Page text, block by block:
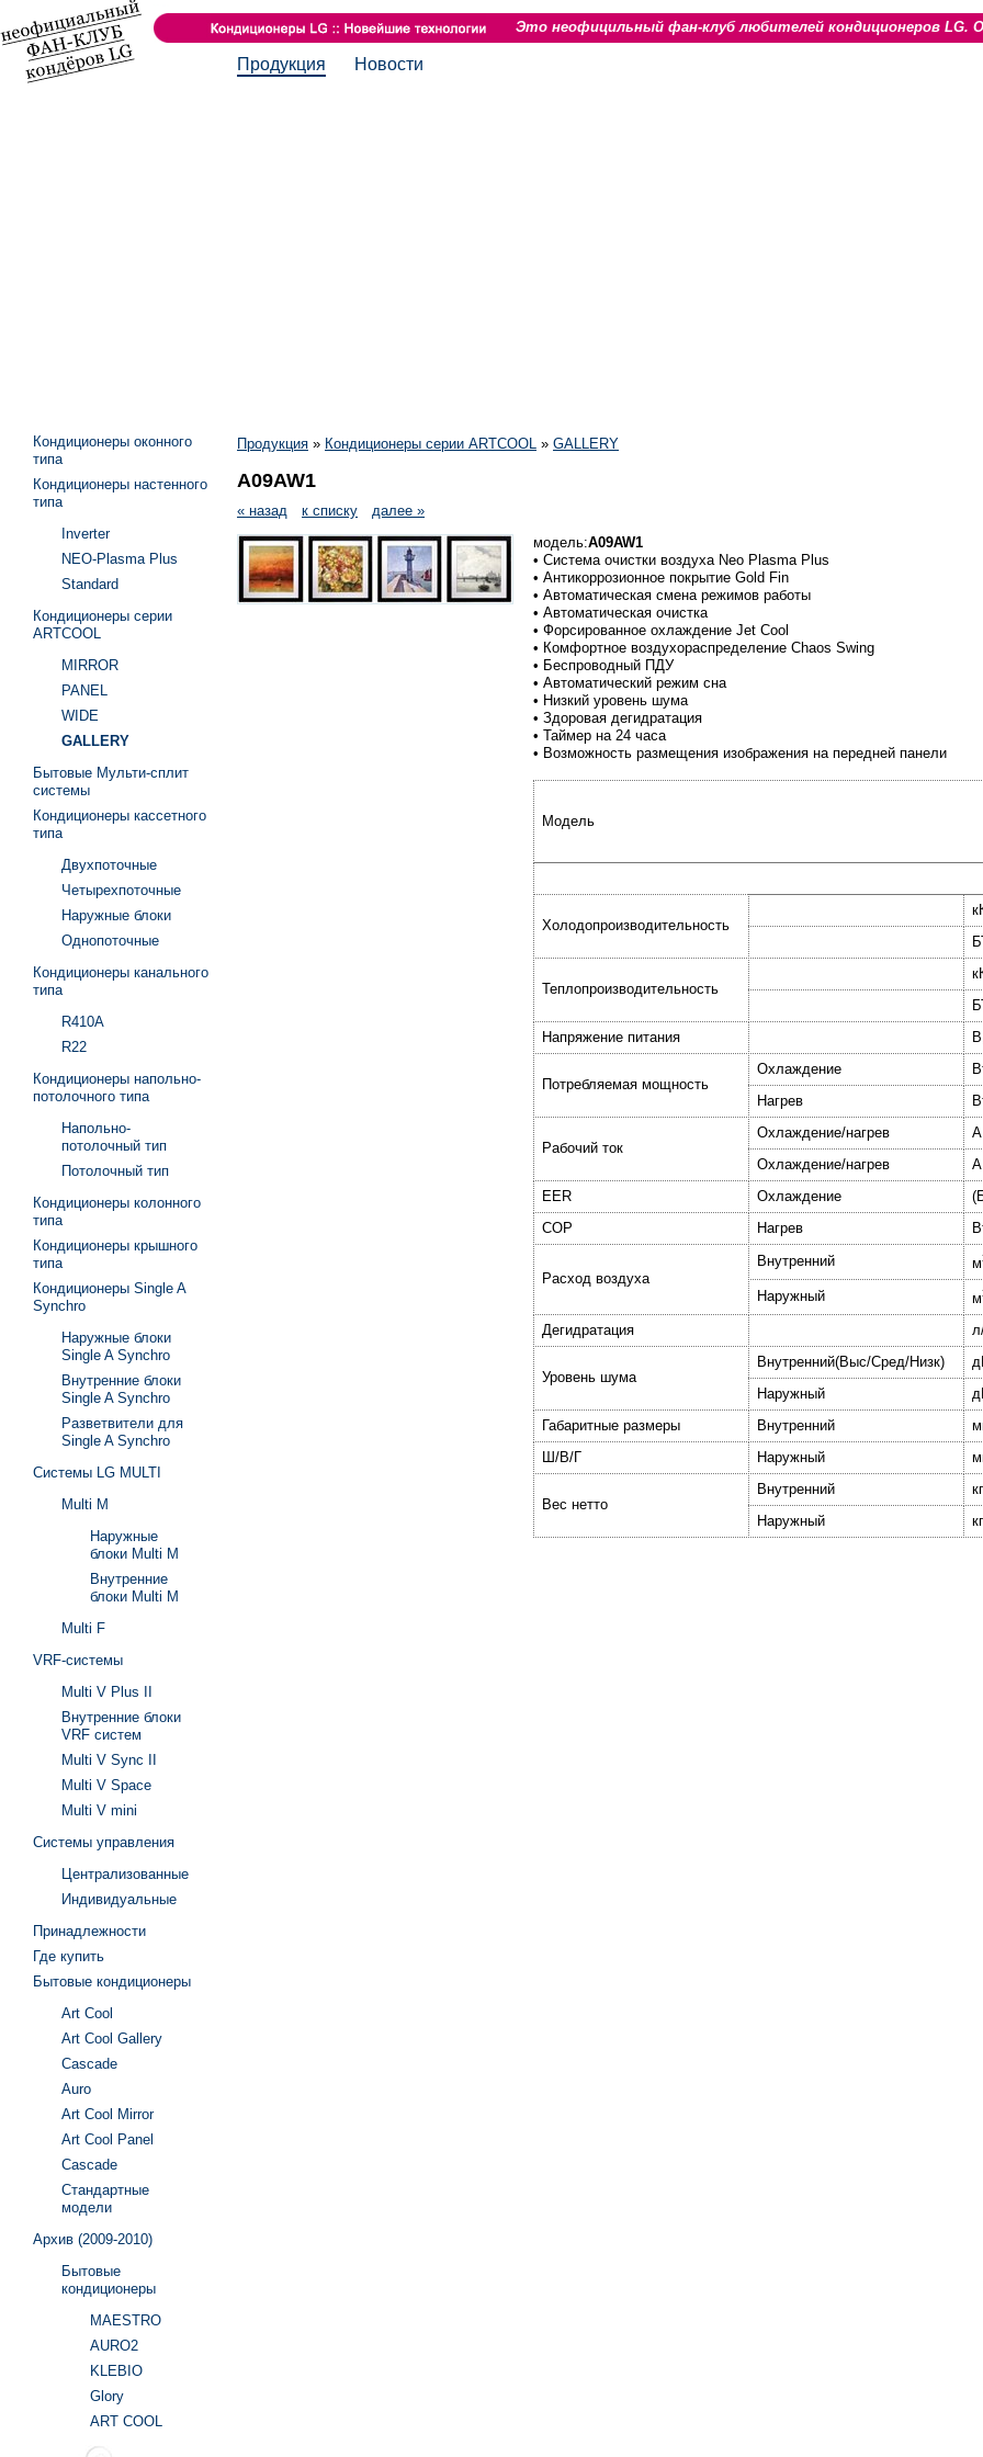
Это неофицильный фан-клуб любителей кондиционеров LG.
Продукция Новости
Продукция » Кондиционеры серии ARTCOOL » GALLERY
A09AW1
« назад к списку
далее »
модель:A09AW1
• Система очистки воздуха Neo Plasma Plus
• Антикоррозионное покpытие Gold Fin
• Автоматическая смена pежимов работы
• Автоматическая очистка
• Форсированное охлаждение Jet Cool
• Комфортное воздухораспределение Chaos Swing
• Беспpоводный ПДУ
• Автоматический pежим сна
• Низкий уpовень шума
• Здоpовая дегидpатация
• Таймеp на 24 часа
• Возможность размещения изображения на передней панели
Модель
Холодопроизводительность
Теплопроизводительность
Напряжение питания
Потребляемая мощность
Охлаждение
Нагрев
Рабочий ток
Охлаждение/нагрев А
Охлаждение/нагрев
А
EER
Охлаждение
COP
Нагрев
Расход воздуха
Внутренний м
Наружный м
Дегидратация
Уровень шума
Внутренний(Выс/Сред/Низк)
Наружный
Габаритные размеры
Внутренний
Ш/В/Г
Наружный
Вес нетто
Внутренний кг
Наружный
кг
Кондиционеры оконного
типа
Кондиционеры настенного
типа
Inverter
NEO-Plasma Plus
Standard
Кондиционеры серии
ARTCOOL
MIRROR
PANEL
WIDE
GALLERY
Бытовые Мульти-сплит
системы
Кондиционеры кассетного
типа
Двухпоточные
Четырехпоточные
Наружные блоки
Однопоточные
Кондиционеры канального
типа
R410A
R22
Кондиционеры напольно-
потолочного типа
Напольно-
потолочный тип
Потолочный тип
Кондиционеры колонного
типа
Кондиционеры крышного
типа
Кондиционеры Single A
Synchro
Наружные блоки
Single A Synchro
Внутренние блоки
Single A Synchro
Разветвители для
Single A Synchro
Системы LG MULTI
Multi M
Наружные
блоки Multi M
Внутренние
блоки Multi M
Multi F
VRF-системы
Multi V Plus II
Внутренние блоки
VRF систем
Multi V Sync II
Multi V Space
Multi V mini
Системы управления
Централизованные
Индивидуальные
Принадлежности
Где купить
Бытовые кондиционеры
Art Cool
Art Cool Gallery
Cascade
Auro
Art Cool Mirror
Art Cool Panel
Cascade
Стандартные
модели
Архив (2009-2010)
Бытовые
кондиционеры
MAESTRO
AURO2
KLEBIO
Glory
ART COOL